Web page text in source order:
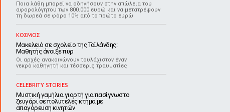
Ποια λάθη μπορεί να οδηγήσουν στην απώλεια του
αφορολόγητου των 800.000 ευρώ και να μετατρέψουν
τη δωρεά σε φόρο 10% από το πρώτο ευρώ
ΚΟΣΜΟΣ
Μακελειό σε σχολείο της Ταϊλάνδης:
Μαθητής άνοιξε πυρ
Οι αρχές ανακοινώνουν τουλάχιστον έναν
νεκρό καθηγητή και τέσσερις τραυματίες
CELEBRITY STORIES
Μυστική γαμήλια γιορτή για πασίγνωστο
ζευγάρι σε πολυτελές κτήμα με
απαγόρευση κινητών